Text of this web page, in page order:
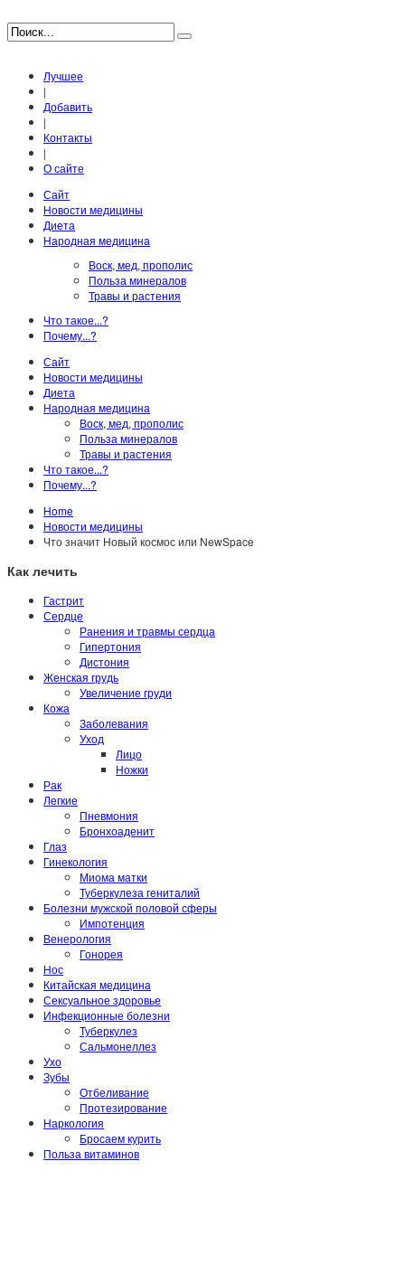
Лучшее
|
Добавить
|
Контакты
|
О сайте
Сайт
Новости медицины
Диета
Народная медицина
Воск, мед, прополис
Польза минералов
Травы и растения
Что такое...?
Почему...?
Сайт
Новости медицины
Диета
Народная медицина
Воск, мед, прополис
Польза минералов
Травы и растения
Что такое...?
Почему...?
Home
Новости медицины
Что значит Новый космос или NewSpace
Как лечить
Гастрит
Сердце
Ранения и травмы сердца
Гипертония
Дистония
Женская грудь
Увеличение груди
Кожа
Заболевания
Уход
Лицо
Ножки
Рак
Легкие
Пневмония
Бронхоаденит
Глаз
Гинекология
Миома матки
Туберкулеза гениталий
Болезни мужской половой сферы
Импотенция
Венерология
Гонорея
Нос
Китайская медицина
Сексуальное здоровье
Инфекционные болезни
Туберкулез
Сальмонеллез
Ухо
Зубы
Отбеливание
Протезирование
Наркология
Бросаем курить
Польза витаминов